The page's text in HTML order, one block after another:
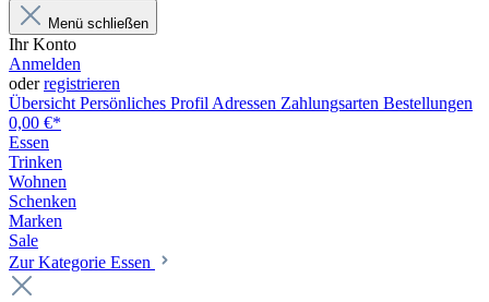
Menü schließen
Ihr Konto
Anmelden
oderregistrieren
Übersicht Persönliches Profil Adressen Zahlungsarten Bestellungen
0,00 €*
Essen
Trinken
Wohnen
Schenken
Marken
Sale
Zur Kategorie Essen